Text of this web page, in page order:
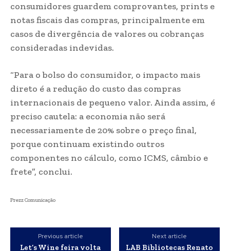
consumidores guardem comprovantes, prints e
notas fiscais das compras, principalmente em
casos de divergência de valores ou cobranças
consideradas indevidas.
“Para o bolso do consumidor, o impacto mais
direto é a redução do custo das compras
internacionais de pequeno valor. Ainda assim, é
preciso cautela: a economia não será
necessariamente de 20% sobre o preço final,
porque continuam existindo outros
componentes no cálculo, como ICMS, câmbio e
frete”, conclui.
Prezz Comunicação
Previous article
Let’s Wine feira volta
Next article
LAB Bibliotecas Renato